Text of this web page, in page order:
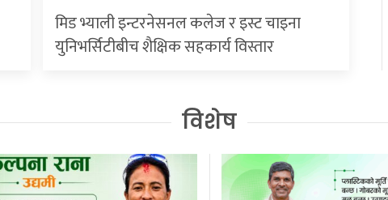
मिड भ्याली इन्टरनेसनल कलेज र इस्ट चाइना
युनिभर्सिटीबीच शैक्षिक सहकार्य विस्तार
विशेष